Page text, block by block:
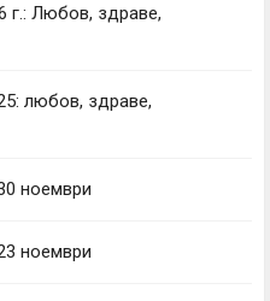
г.: Любов, здраве,
любов, здраве,
ноември
ноември